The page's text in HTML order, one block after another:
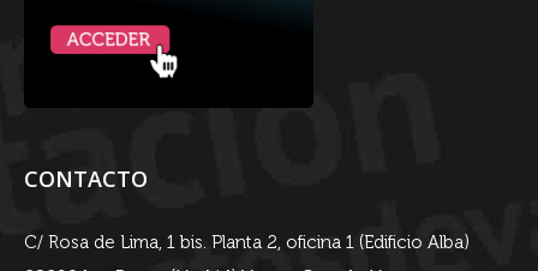
CONTACTO
C/ Rosa de Lima, 1 bis. Planta 2, oficina 1 (Edificio Alba)